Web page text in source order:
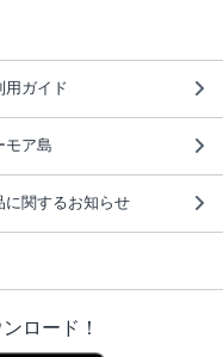
用ガイド
モア島
に関するお知らせ
ロード！